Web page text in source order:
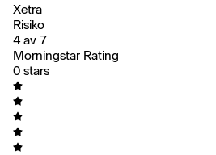
Xetra
Risiko
4 av 7
Morningstar Rating
0 stars